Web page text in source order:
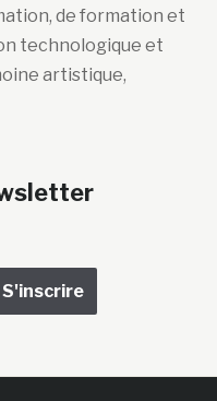
de formation et
technologique et
artistique,